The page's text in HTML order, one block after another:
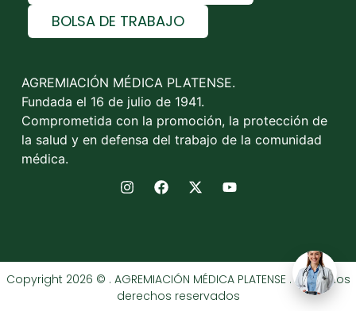
AGREMIACIÓN MÉDICA PLATENSE.
Fundada el 16 de julio de 1941.
Comprometida con la promoción, la protección de
la salud y en defensa del trabajo de la comunidad
médica.
BOLSA DE TRABAJO
Copyright 2026 © . AGREMIACIÓN MÉDICA PLATENSE . Todos los
derechos reservados